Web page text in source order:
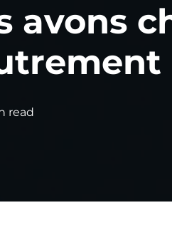
avons
read